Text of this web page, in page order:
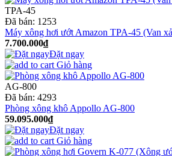
TPA-45
Đã bán: 1253
Máy xông hơi ướt Amazon TPA-45 (Van
7.700.000₫
Đặt ngay
Giỏ hàng
AG-800
Đã bán: 4293
Phòng xông khô Appollo AG-800
59.095.000₫
Đặt ngay
Giỏ hàng